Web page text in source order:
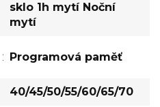
sklo 1h mytí Noční
mytí
: Programová paměť
40/45/50/55/60/65/70